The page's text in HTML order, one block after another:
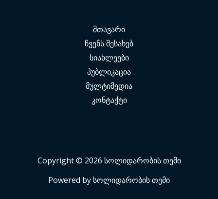
მთავარი
ჩვენს შესახებ
სიახლეები
პუბლიკაცია
მულტიმედია
კონტაქტი
Copyright © 2026 სოლიდარობის თემი
Powered by სოლიდარობის თემი